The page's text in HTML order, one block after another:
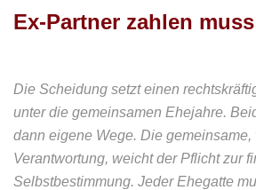
Ex-Partner zahlen muss
Die Scheidung setzt einen
unter die gemeinsamen Ehejahre.
dann eigene Wege. Die gemeinsame,
Verantwortung, weicht der Pflicht zur
Selbstbestimmung. Jeder Ehegatte